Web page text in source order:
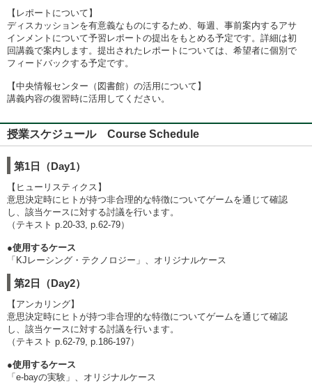
【レポートについて】
ディスカッションを有意義なものにするため、毎週、事前案内するアサ
インメントについて予習レポートの提出をもとめる予定です。詳細は初
回講義で案内します。提出されたレポートについては、希望者に個別で
フィードバックする予定です。
【中央情報センター（図書館）の活用について】
講義内容の復習時に活用してください。
授業スケジュール Course Schedule
第1日（Day1）
【ヒューリスティクス】
意思決定時にヒトが持つ非合理的な特徴についてゲームを通じて確認
し、該当ケースに対する討議を行います。
（テキスト p.20-33, p.62-79）
●使用するケース
「KJレーシング・テクノロジー」、オリジナルケース
第2日（Day2）
【アンカリング】
意思決定時にヒトが持つ非合理的な特徴についてゲームを通じて確認
し、該当ケースに対する討議を行います。
（テキスト p.62-79, p.186-197）
●使用するケース
「e-bayの実験」、オリジナルケース